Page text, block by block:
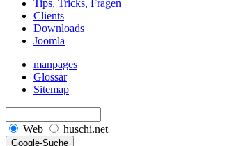
Tips, Tricks, Fragen
Clients
Downloads
Joomla
manpages
Glossar
Sitemap
Web huschi.net